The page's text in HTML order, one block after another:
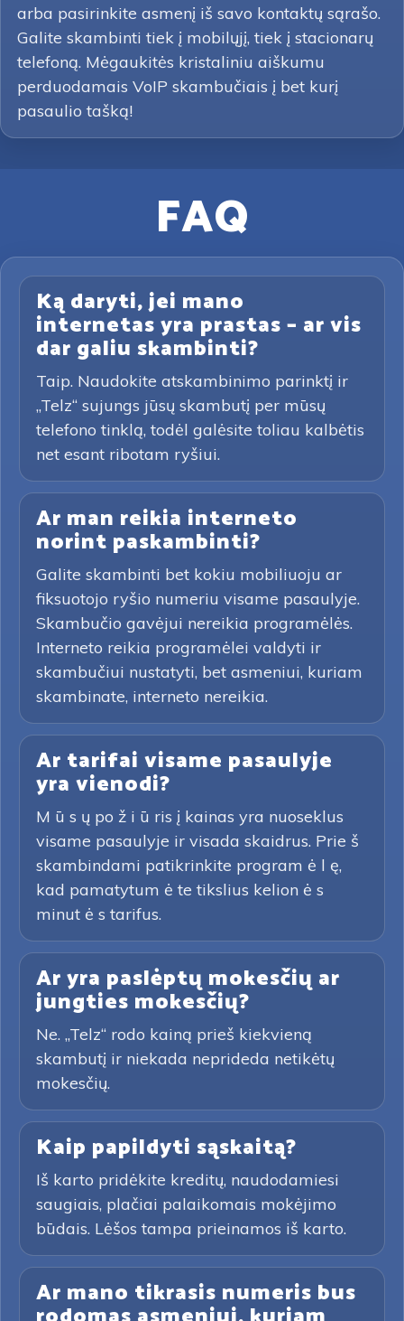
arba pasirinkite asmenį iš savo kontaktų sąrašo.
Galite skambinti tiek į mobilųjį, tiek į stacionarų
telefoną. Mėgaukitės kristaliniu aiškumu
perduodamais VoIP skambučiais į bet kurį
pasaulio tašką!
FAQ
Ką daryti, jei mano
internetas yra prastas – ar vis
dar galiu skambinti?
Taip. Naudokite atskambinimo parinktį ir
„Telz“ sujungs jūsų skambutį per mūsų
telefono tinklą, todėl galėsite toliau kalbėtis
net esant ribotam ryšiui.
Ar man reikia interneto
norint paskambinti?
Galite skambinti bet kokiu mobiliuoju ar
fiksuotojo ryšio numeriu visame pasaulyje.
Skambučio gavėjui nereikia programėlės.
Interneto reikia programėlei valdyti ir
skambučiui nustatyti, bet asmeniui, kuriam
skambinate, interneto nereikia.
Ar tarifai visame pasaulyje
yra vienodi?
M ū s ų po ž i ū ris į kainas yra nuoseklus
visame pasaulyje ir visada skaidrus. Prie š
skambindami patikrinkite program ė l ę,
kad pamatytum ė te tikslius kelion ė s
minut ė s tarifus.
Ar yra paslėptų mokesčių ar
jungties mokesčių?
Ne. „Telz“ rodo kainą prieš kiekvieną
skambutį ir niekada neprideda netikėtų
mokesčių.
Kaip papildyti sąskaitą?
Iš karto pridėkite kreditų, naudodamiesi
saugiais, plačiai palaikomais mokėjimo
būdais. Lėšos tampa prieinamos iš karto.
Ar mano tikrasis numeris bus